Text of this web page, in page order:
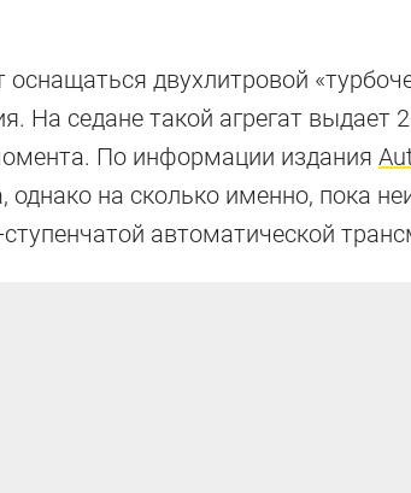
оснащаться двухлитровой
На седане такой агрегат
По информации издания
однако на сколько именно, пока
автоматической